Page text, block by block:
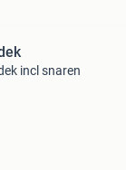
incl snaren